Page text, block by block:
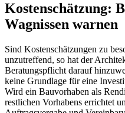
Kostenschätzung:
Wagnissen warnen
Sind Kostenschätzungen zu
unzutreffend, so hat der
Beratungspflicht darauf
keine Grundlage für eine
Wird ein Bauvorhaben als
restlichen Vorhabens errichtet